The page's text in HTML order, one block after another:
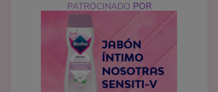
PATROCINADO POR